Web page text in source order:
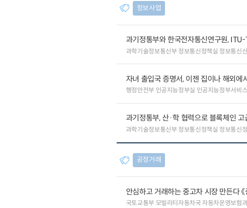
정보사업
과기정통부와 한국전자통신연구원,
과학기술정보통신부 정보통신정책실 정보통신
자녀 출입국 증명서, 이젠 집이나 해외에
행정안전부 인공지능정부실 인공지능정부서비
과기정통부, 산·학 협력으로 블록체인
과학기술정보통신부 정보통신정책실 정보통신
공정거래
안심하고 거래하는 중고차 시장 만든다
국토교통부 모빌리티자동차국 자동차운영보험